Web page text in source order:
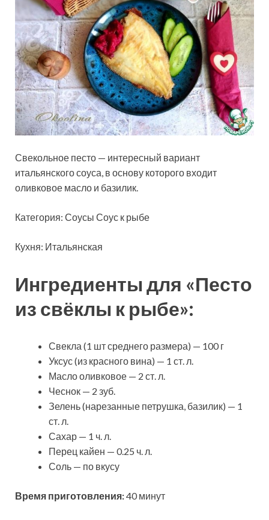
Свекольное песто — интересный вариант
итальянского соуса, в основу которого входит
оливковое масло и базилик.
Категория: Соусы Соус к рыбе
Кухня: Итальянская
Ингредиенты для «Песто
из свёклы к рыбе»:
Свекла (1 шт среднего размера) — 100 г
Уксус (из красного вина) — 1 ст. л.
Масло оливковое — 2 ст. л.
Чеснок — 2 зуб.
Зелень (нарезанные петрушка, базилик) — 1
ст. л.
Сахар — 1 ч. л.
Перец кайен — 0.25 ч. л.
Соль — по вкусу
Время приготовления:40 минут